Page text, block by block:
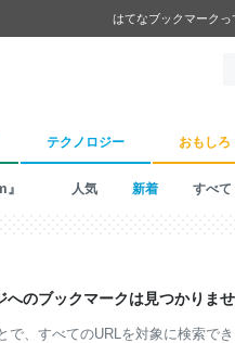
はてなブックマークっ
テクノロジー おもしろ
人気 新着 すべて
へのブックマークは見つかりま
、 すべてのURLを対象に検索で